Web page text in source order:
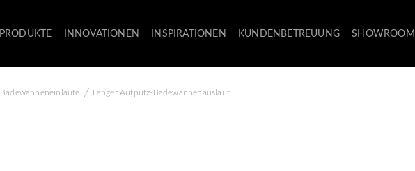
PRODUKTE INNOVATIONEN INSPIRATIONEN KUNDENBETREUUNG SHOWROOM
Badewanneneinläufe / Langer Aufputz-Badewannenauslauf